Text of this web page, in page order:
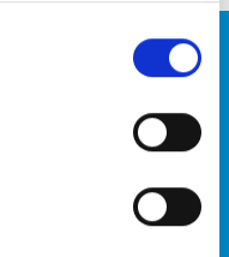
ďalšie projekty